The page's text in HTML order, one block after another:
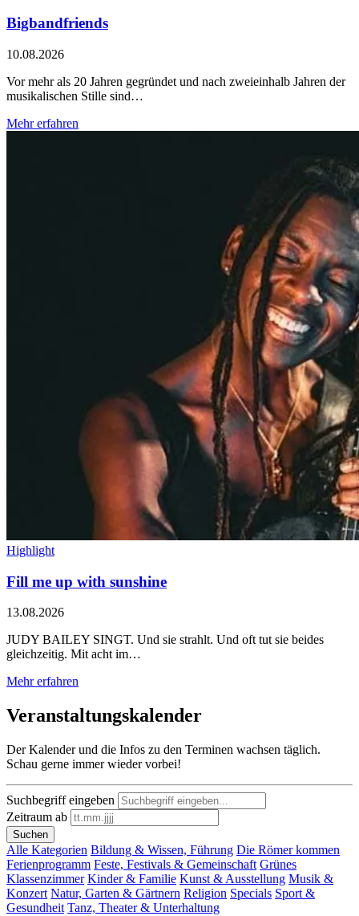
Bigbandfriends
10.08.2026
Vor mehr als 20 Jahren gegründet und nach zweieinhalb Jahren der
musikalischen Stille sind…
Mehr erfahren
Highlight
Fill me up with sunshine
13.08.2026
JUDY BAILEY SINGT. Und sie strahlt. Und oft tut sie beides
gleichzeitig. Mit acht im…
Mehr erfahren
Veranstaltungskalender
Der Kalender und die Infos zu den Terminen wachsen täglich.
Schau gerne immer wieder vorbei!
Suchbegriff eingeben
Zeitraum ab
Suchen
Alle Kategorien Bildung & Wissen, Führung Die Römer kommen
Ferienprogramm Feste, Festivals & Gemeinschaft Grünes
Klassenzimmer Kinder & Familie Kunst & Ausstellung Musik &
Konzert Natur, Garten & Gärtnern Religion Specials Sport &
Gesundheit Tanz, Theater & Unterhaltung